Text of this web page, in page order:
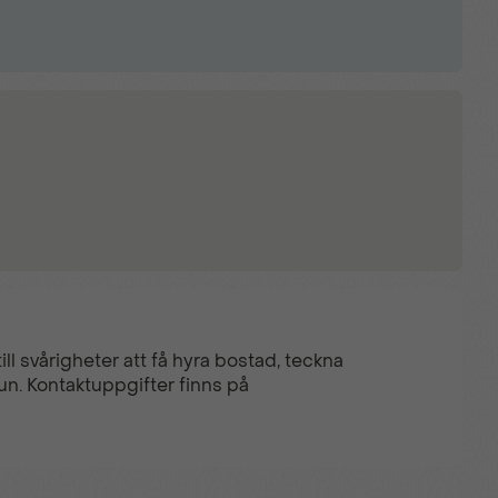
svårigheter att få hyra bostad, teckna
Kontaktuppgifter finns på